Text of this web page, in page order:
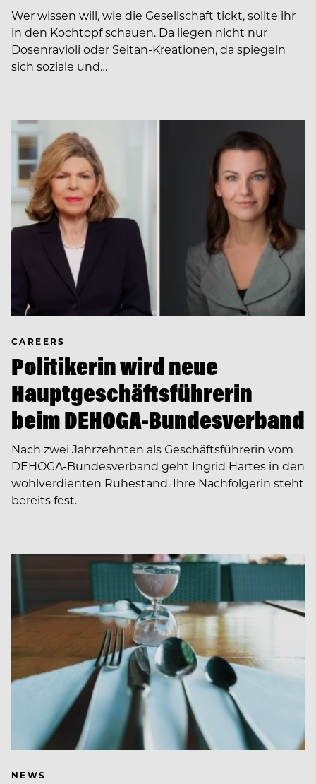
Wer wissen will, wie die Gesellschaft tickt, sollte ihr
in den Kochtopf schauen. Da liegen nicht nur
Dosenravioli oder Seitan-Kreationen, da spiegeln
sich soziale und…
CAREERS
Politikerin wird neue
Hauptgeschäftsführerin
beim DEHOGA-Bundesverband
Nach zwei Jahrzehnten als Geschäftsführerin vom
DEHOGA-Bundesverband geht Ingrid Hartes in den
wohlverdienten Ruhestand. Ihre Nachfolgerin steht
bereits fest.
NEWS